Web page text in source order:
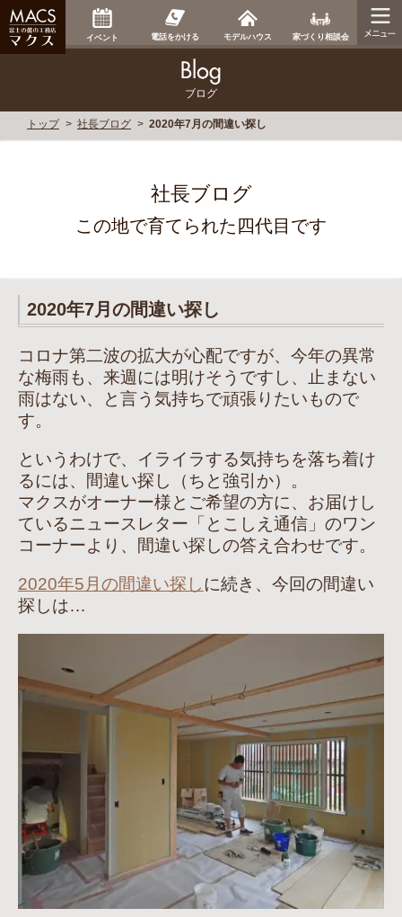
イベント 電話をかける モデルハウス 家づくり相談会
ブログ
トップ 社長ブログ 2020年7月の間違い探し
社長ブログ
この地で育てられた四代目です
2020年7月の間違い探し
コロナ第二波の拡大が心配ですが、今年の異常
な梅雨も、来週には明けそうですし、止まない
雨はない、と言う気持ちで頑張りたいもので
す。
というわけで、イライラする気持ちを落ち着け
るには、間違い探し（ちと強引か）。
マクスがオーナー様とご希望の方に、お届けし
ているニュースレター「とこしえ通信」のワン
コーナーより、間違い探しの答え合わせです。
2020年5月の間違い探しに続き、今回の間違い
探しは…